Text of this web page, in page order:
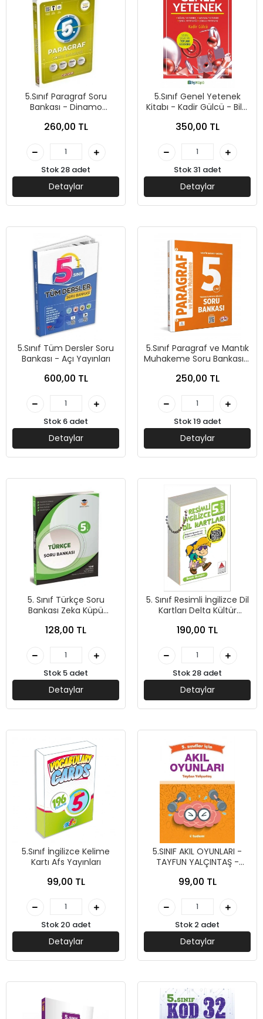
5.Sınıf Paragraf Soru
Bankası - Dinamo
260,00 TL
Stok 28 adet
Detaylar
5.Sınıf Genel Yetenek
Kitabı - Kadir Gülcü - Bilgi
350,00 TL
Stok 31 adet
Detaylar
5.Sınıf Tüm Dersler Soru
Bankası - Açı Yayınları
600,00 TL
Stok 6 adet
Detaylar
5.Sınıf Paragraf ve Mantık
Muhakeme Soru Bankası -
250,00 TL
Stok 19 adet
Detaylar
5. Sınıf Türkçe Soru
Bankası Zeka Küpü
128,00 TL
Stok 5 adet
Detaylar
5. Sınıf Resimli İngilizce Dil
Kartları Delta Kültür
190,00 TL
Stok 28 adet
Detaylar
5.Sınıf İngilizce Kelime
Kartı Afs Yayınları
99,00 TL
Stok 20 adet
Detaylar
5.SINIF AKIL OYUNLARI -
TAYFUN YALÇINTAŞ -
99,00 TL
Stok 2 adet
Detaylar